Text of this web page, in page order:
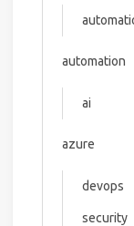
automation
ai
azure
devops
security